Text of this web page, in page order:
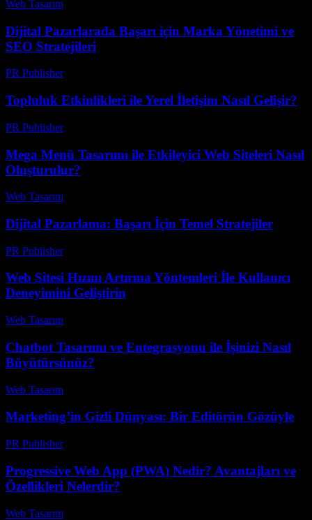
Web Tasarım
Dijital Pazarlarada Başarı için Marka Yönetimi ve
SEO Stratejileri
PR Publisher-
Topluluk Etkinlikleri ile Yerel İletişim Nasıl Gelişir?
PR Publisher-
Mega Menü Tasarımı ile Etkileyici Web Siteleri Nasıl
Oluşturulur?
Web Tasarım
Dijital Pazarlama: Başarı İçin Temel Stratejiler
PR Publisher-
Web Sitesi Hızını Artırma Yöntemleri İle Kullanıcı
Deneyimini Geliştirin
Web Tasarım
Chatbot Tasarımı ve Entegrasyonu ile İşinizi Nasıl
Büyütürsünüz?
Web Tasarım
Marketing’in Gizli Dünyası: Bir Editörün Gözüyle
PR Publisher-
Progressive Web App (PWA) Nedir? Avantajları ve
Özellikleri Nelerdir?
Web Tasarım